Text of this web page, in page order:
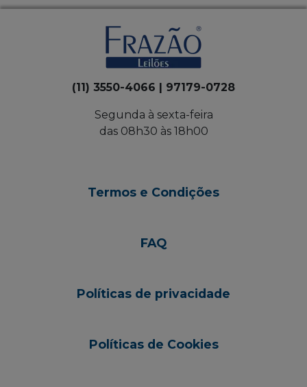
(11) 3550-4066 | 97179-0728
Segunda à sexta-feira
das 08h30 às 18h00
Termos e Condições
FAQ
Políticas de privacidade
Políticas de Cookies